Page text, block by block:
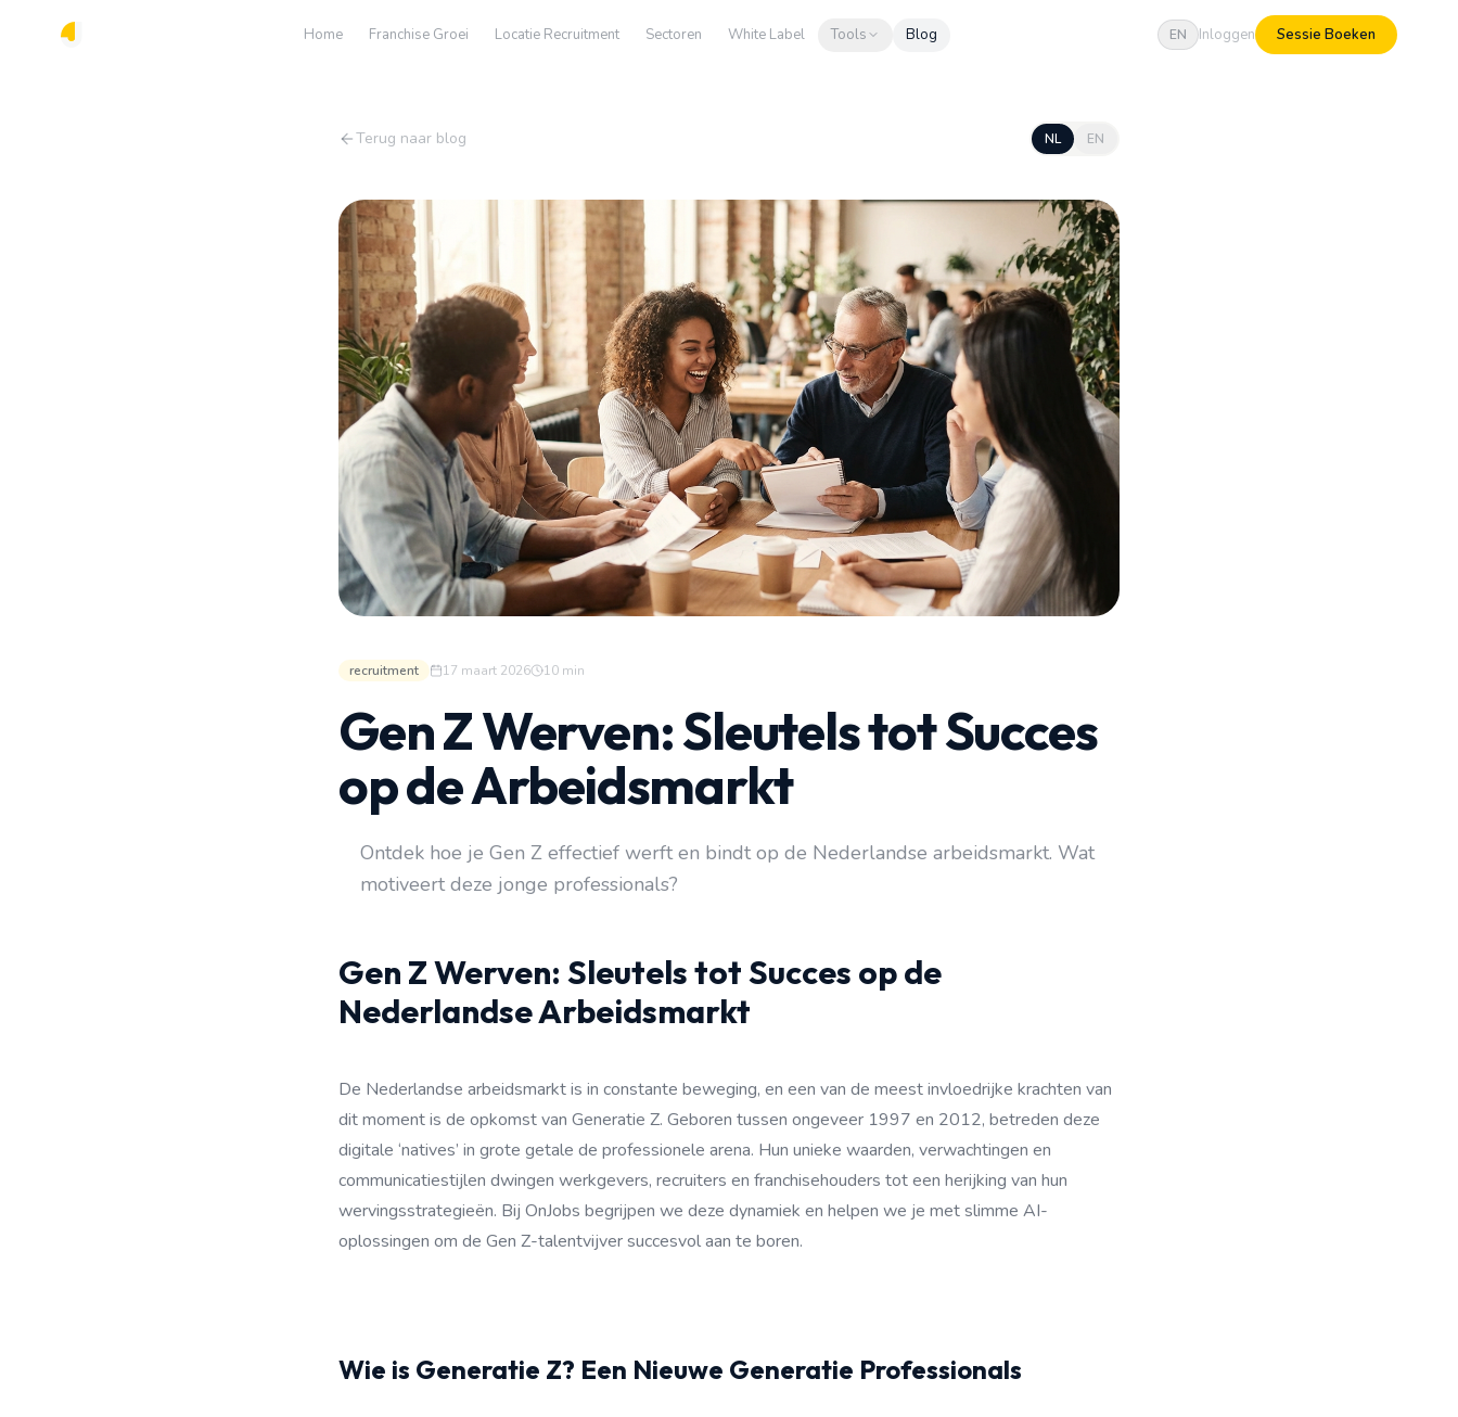
Home Franchise Groei Locatie Recruitment Sectoren White Label Tools Blog EN Inloggen Sessie Boeken
Terug naar blog NL EN
recruitment 17 maart 2026 10 min
Gen Z Werven: Sleutels tot Succes
op de Arbeidsmarkt
Ontdek hoe je Gen Z effectief werft en bindt op de Nederlandse arbeidsmarkt. Wat
motiveert deze jonge professionals?
Gen Z Werven: Sleutels tot Succes op de
Nederlandse Arbeidsmarkt
De Nederlandse arbeidsmarkt is in constante beweging, en een van de meest invloedrijke krachten van
dit moment is de opkomst van Generatie Z. Geboren tussen ongeveer 1997 en 2012, betreden deze
digitale ‘natives’ in grote getale de professionele arena. Hun unieke waarden, verwachtingen en
communicatiestijlen dwingen werkgevers, recruiters en franchisehouders tot een herijking van hun
wervingsstrategieën. Bij OnJobs begrijpen we deze dynamiek en helpen we je met slimme AI-
oplossingen om de Gen Z-talentvijver succesvol aan te boren.
Wie is Generatie Z? Een Nieuwe Generatie Professionals